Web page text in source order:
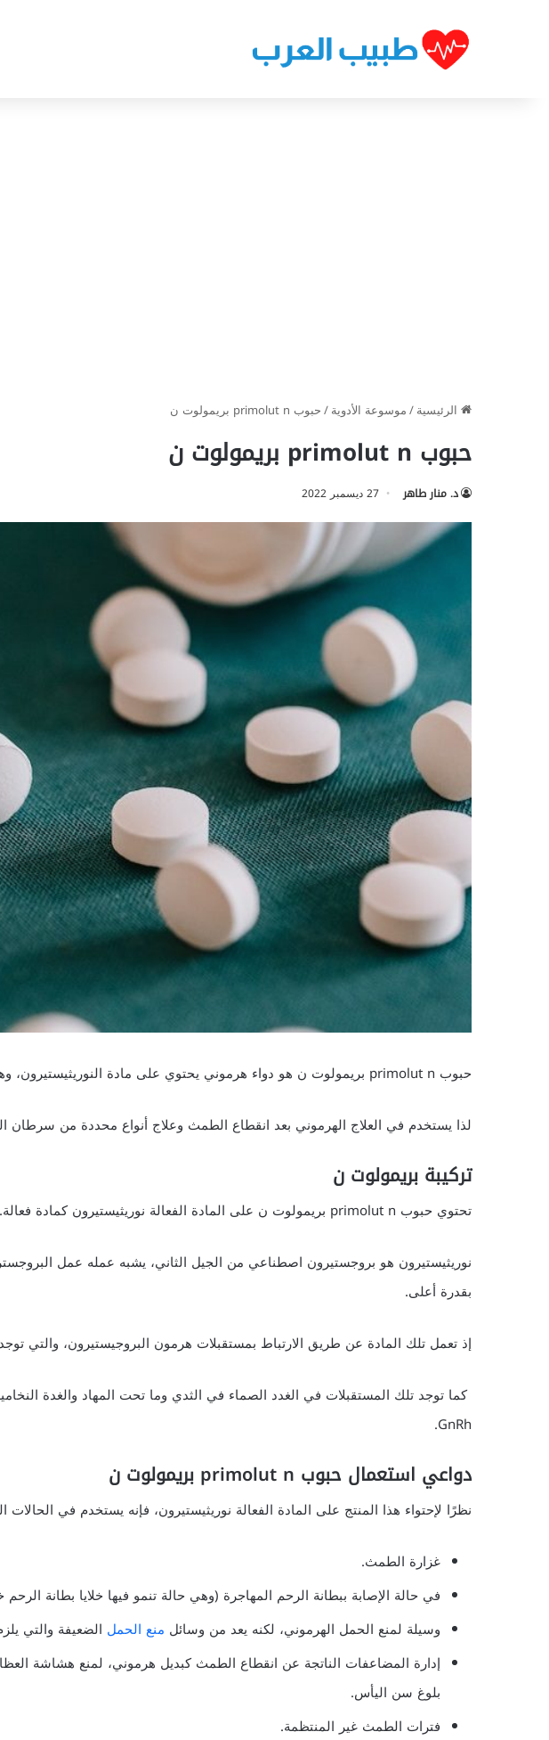
الرئيسية/موسوعة الأدوية/حبوب primolut n بريمولوت ن
حبوب primolut n بريمولوت ن
د. منار طاهر 27 ديسمبر 2022
حبوب primolut n بريمولوت ن هو دواء هرموني يحتوي على مادة النوريثيستيرون، وهو بروجيستيرون اصطناعي.
لذا يستخدم في العلاج الهرموني بعد انقطاع الطمث وعلاج أنواع محددة من سرطان
تركيبة بريمولوت ن
تحتوي حبوب primolut n بريمولوت ن على المادة الفعالة نوريثيستيرون كمادة فعالة.
نوريثيستيرون هو بروجستيرون اصطناعي من الجيل الثاني، يشبه عمله عمل
بقدرة أعلى.
إذ تعمل تلك المادة عن طريق الارتباط بمستقبلات هرمون البروجيستيرون، والتي توجد
كما توجد تلك المستقبلات في الغدد الصماء في الثدي وما تحت المهاد والغدة
GnRh.
دواعي استعمال حبوب primolut n بريمولوت ن
نظرًا لإحتواء هذا المنتج على المادة الفعالة نوريثيستيرون، فإنه يستخدم في الحالات
غزارة الطمث.
في حالة الإصابة ببطانة الرحم المهاجرة (وهي حالة تنمو فيها خلايا بطانة
وسيلة لمنع الحمل الهرموني، لكنه يعد من وسائل منع الحمل الضعيفة والتي
إدارة المضاعفات الناتجة عن انقطاع الطمث كبديل هرموني، لمنع هشاشة
بلوغ سن اليأس.
فترات الطمث غير المنتظمة.